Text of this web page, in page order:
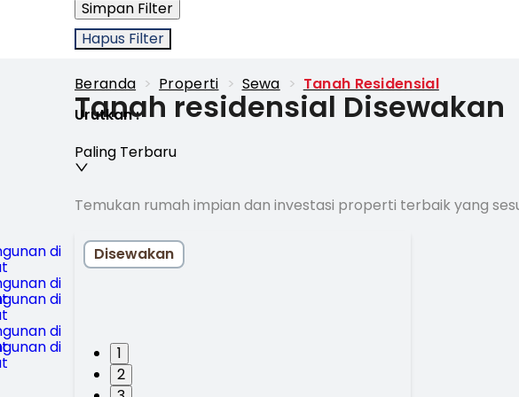
Simpan Filter
Hapus Filter
Beranda > Properti > Sewa > Tanah Residensial
Tanah residensial Disewakan
Urutkan:
Paling Terbaru
Temukan rumah impian dan investasi properti terbaik yang
1
2
Disewakan